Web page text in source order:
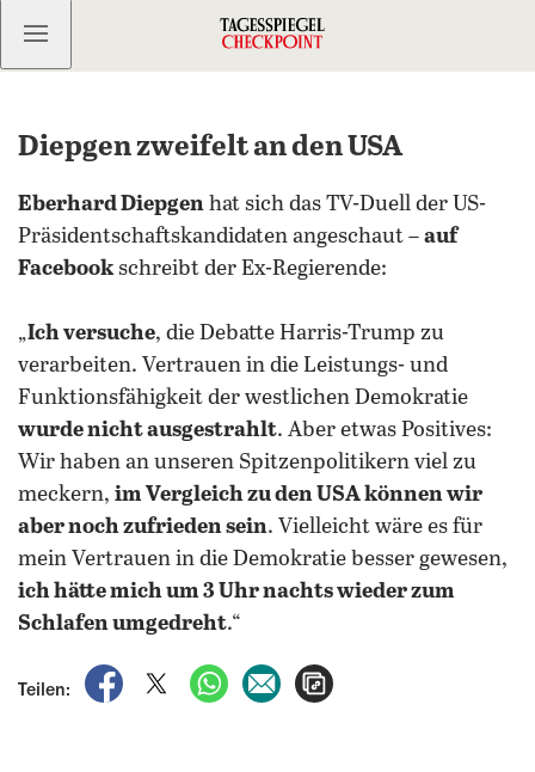
Kostenlos anmelden
Diepgen zweifelt an den USA
Eberhard Diepgen hat sich das TV-Duell der US-
Präsidentschaftskandidaten angeschaut – auf
Facebookschreibt der Ex-Regierende:
„Ich versuche, die Debatte Harris-Trump zu
verarbeiten. Vertrauen in die Leistungs- und
Funktionsfähigkeit der westlichen Demokratie
wurde nicht ausgestrahlt. Aber etwas Positives:
Wir haben an unseren Spitzenpolitikern viel zu
meckern, im Vergleich zu den USA können wir
aber noch zufrieden sein. Vielleicht wäre es für
mein Vertrauen in die Demokratie besser gewesen,
ich hätte mich um 3 Uhr nachts wieder zum
Schlafen umgedreht.“
Teilen:
auf Facebook teilen
auf X teilenper WhatsApp teilen
per E-Mail teilen